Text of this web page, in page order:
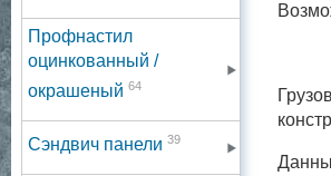
Профнастил
оцинкованный /
окрашеный 64
Сэндвич панели 39